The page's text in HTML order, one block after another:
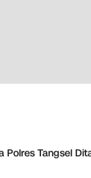
Polres Tangsel